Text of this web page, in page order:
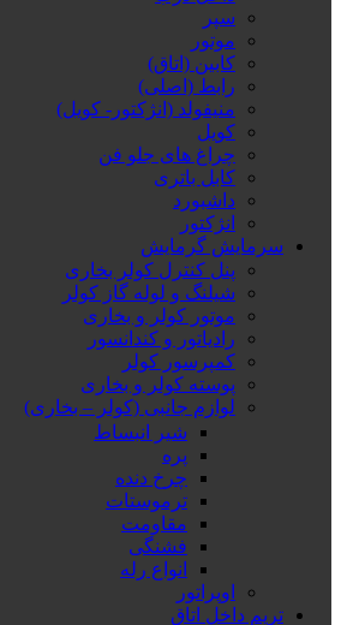
سپر
موتور
کابین (اتاق)
رابط (اصلی)
منیفولد (انژکتور- کویل)
کویل
چراغ های جلو فن
کابل باتری
داشبورد
انژکتور
سرمایش گرمایش
پنل کنترل کولر بخاری
شیلنگ و لوله گاز کولر
موتور کولر و بخاری
رادیاتور و کندانسور
کمپرسور کولر
پوسته کولر و بخاری
لوازم جانبی (کولر – بخاری)
شیر انبساط
پره
چرخ دنده
ترموستات
مقاومت
فشنگی
انواع رله
اوپراتور
تریم داخل اتاق